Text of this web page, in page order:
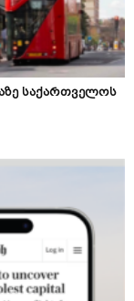
საქართველოს